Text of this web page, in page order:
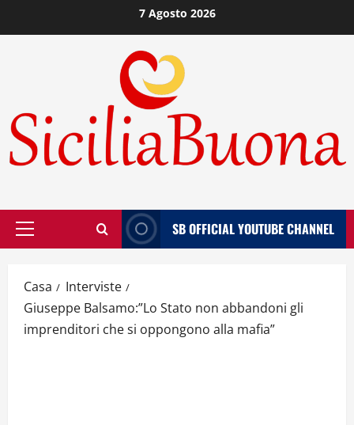
al
7 Agosto 2026
Menù
SB OFFICIAL YOUTUBE CHANNEL
Casa
Interviste
Giuseppe Balsamo:”Lo Stato non abbandoni gli
imprenditori che si oppongono alla mafia”